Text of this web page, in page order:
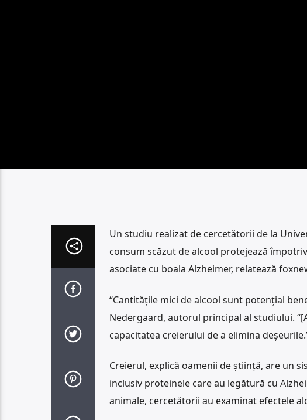
Un studiu realizat de cercetătorii de la
consum scăzut de alcool protejează
asociate cu boala Alzheimer, relatează
“Cantităţile mici de alcool sunt potențial
Nedergaard, autorul principal al studiului.
capacitatea creierului de a elimina
Creierul, explică oamenii de știință, are un
inclusiv proteinele ​​care au legătură cu
animale, cercetătorii au examinat efectele